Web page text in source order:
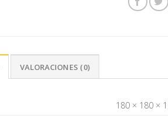
VALORACIONES (0)
180 × 180 ×